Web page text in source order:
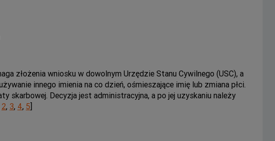
złożenia wniosku w dowolnym Urzędzie Stanu Cywilnego (USC), a
innego imienia na co dzień, ośmieszające imię lub zmiana płci.
skarbowej. Decyzja jest administracyjna, a po jej uzyskaniu należy
2, 3, 4, 5